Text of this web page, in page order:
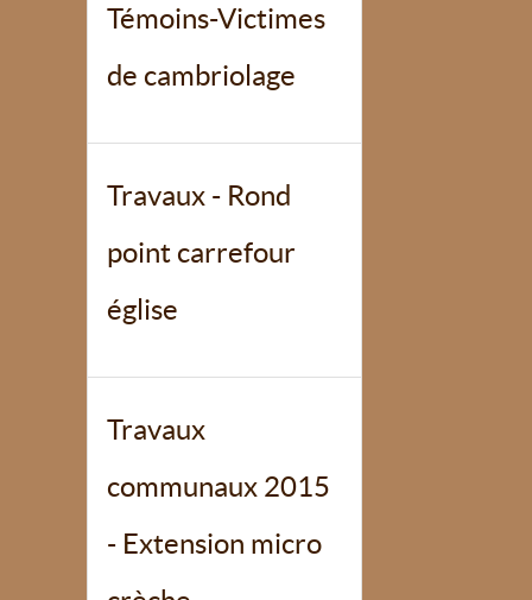
Témoins-Victimes
de cambriolage
Travaux - Rond
point carrefour
église
Travaux
communaux 2015
- Extension micro